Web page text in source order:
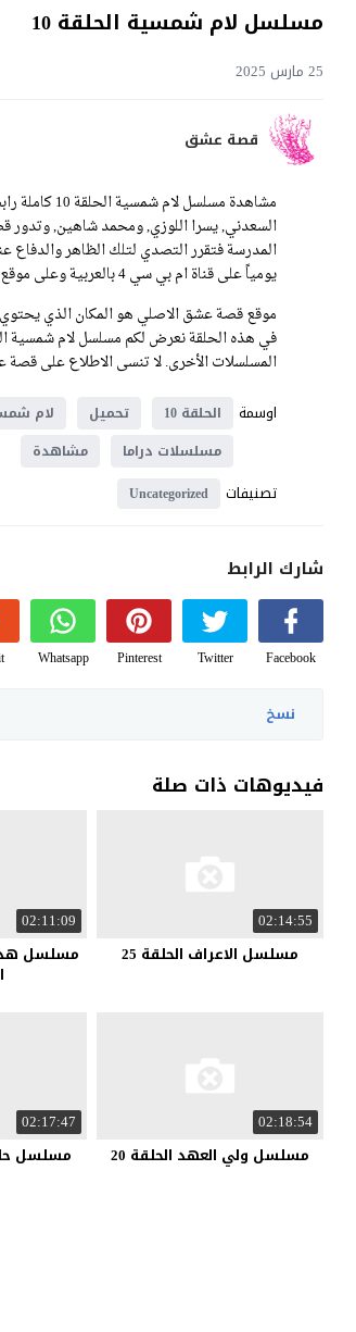
مسلسل لام شمسية الحلقة 10
25 مارس 2025
قصة عشق
السعدني, يسرا اللوزي, ومحمد شاهين,
يومياً على قناة ام بي سي 4 بالعربية وعلى موقع قصة عشق بسيرفرات متنوعة.
موقع قصة عشق الاصلي هو المكان الذي يحتوي
المسلسلات الأخرى. لا تنسى الاطلاع على قصة
اوسمة
الحلقة 10 تحميل لام
مسلسلات دراما
مشاهدة
تصنيفات Uncategorized
شارك الرابط
Facebook
Twitter
Pinterest
Whatsapp
نسخ
فيديوهات ذات صلة
02:14:55
مسلسل الاعراف الحلقة 25
02:11:09
مسلسل
02:18:54
مسلسل ولي العهد الحلقة 20
02:17:47
مسلسل